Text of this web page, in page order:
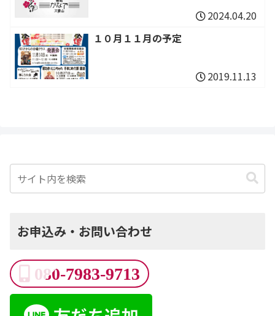
2024.04.20
１０月１１月の予定
2019.11.13
お申込み・お問い合わせ
080-7983-9713